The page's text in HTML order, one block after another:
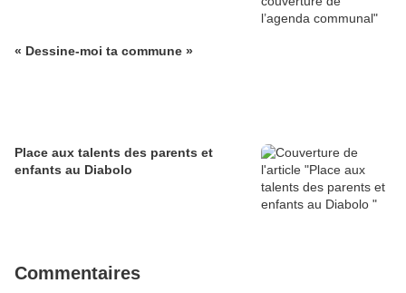
« Dessine-moi ta commune »
Place aux talents des parents et
enfants au Diabolo
Commentaires